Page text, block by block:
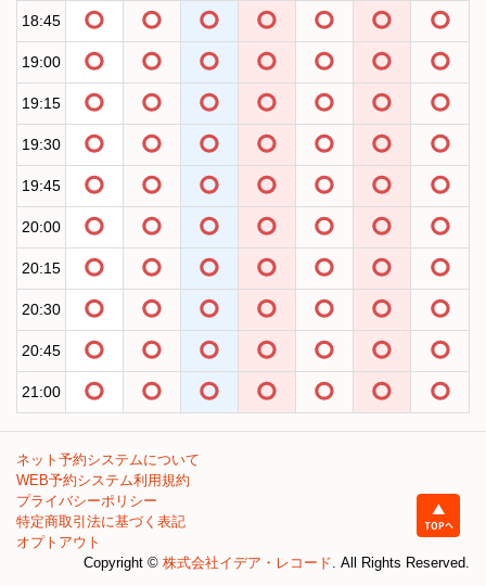
18:45
19:00
19:15
19:30
19:45
20:00
20:15
20:30
20:45
21:00
ネット予約システムについて
WEB予約システム利用規約
プライバシーポリシー
特定商取引法に基づく表記
オプトアウト
Copyright © 株式会社イデア・レコード . All Rights Reserved.